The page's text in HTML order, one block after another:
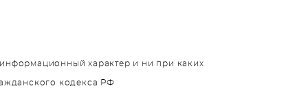
характер и ни при каких
кодекса РФ